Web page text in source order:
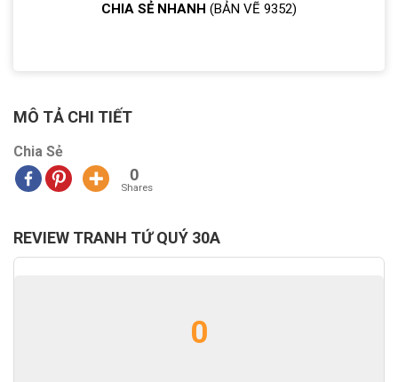
CHIA SẺ NHANH (BẢN VẼ 9352)
MÔ TẢ CHI TIẾT
Chia Sẻ
0
Shares
REVIEW TRANH TỨ QUÝ 30A
0